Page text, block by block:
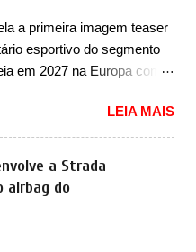
ou seja, limitado demais.
com um motor V10
de desenvolver cerca de
o esportivo será
trimestre de 2026, ou
os meses de julho e
neste mês ou até o
A marca confirmou que
"protótipo de pré-produção,
exclusivo para
Ao mesmo tempo, a
a primeira imagem teaser
esportivo do segmento
em 2027 na Europa com
imagem teaser de um
da marca italiana,
lançado em meados de
não tem nome ou se é
de um modelo existente, o
questão é um SUV do
LEIA MAIS
a Strada
airbag do